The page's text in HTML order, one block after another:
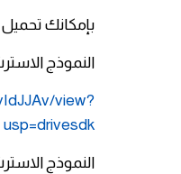
بإمكانك تحميل
النموذج
view?
usp=drivesdk
النموذج